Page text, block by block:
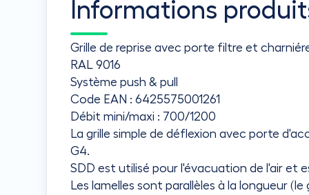
Informations
Grille de reprise avec porte filtre et
RAL 9016
Système push & pull
Code EAN : 6425575001261
Débit mini/maxi : 700/1200
La grille simple de déflexion avec porte
G4.
SDD est utilisé pour l'évacuation de l'air et
Les lamelles sont parallèles à la longueur